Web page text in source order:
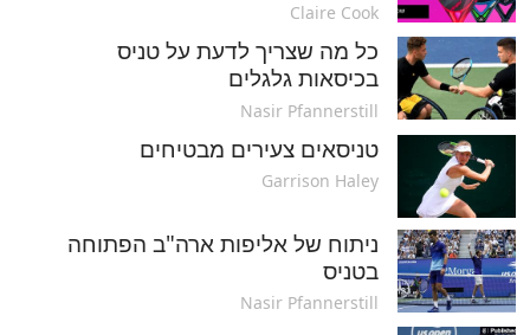
Claire Cook
כל מה שצריך לדעת על טניס
בכיסאות גלגלים
Nasir Pfannerstill
טניסאים צעירים מבטיחים
Garrison Haley
ניתוח של אליפות ארה"ב הפתוחה
בטניס
Nasir Pfannerstill